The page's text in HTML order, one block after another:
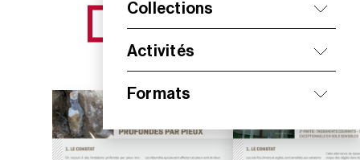
Collections
Activités
Formats
NOS NOUVEAUTÉS